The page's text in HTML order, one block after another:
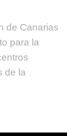
de Canarias
para la
de la